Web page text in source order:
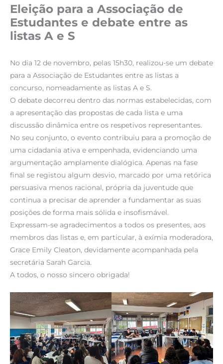
Eleição para a Associação de
Estudantes e debate entre as
listas A e S
No dia 12 de novembro, pelas 15h30, realizou-se um debate
para a Associação de Estudantes entre as listas a
concurso, nomeadamente as listas A e S.
O debate decorreu dentro das normas estabelecidas, com
a apresentação das propostas de cada lista e uma
discussão dinâmica entre os respetivos representantes.
No seu conjunto, o evento contribuiu para a promoção de
uma cidadania ativa e empenhada, evidenciando uma
argumentação amplamente dialógica. Apenas na fase
final se registou algum desvio, marcado por uma retórica
persuasiva menos racional, própria da juventude que
continua a precisar de aprender a fundamentar as suas
posições de forma mais sólida e insofismável.
Expressam-se agradecimentos a todos os presentes, aos
membros das listas e, em particular, à exímia moderadora,
Grace Emily Cleaton, devidamente acompanhada pela
secretária Sarah Garcia.
A todos, o nosso sincero obrigada!